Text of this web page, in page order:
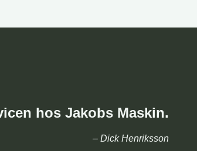
hos Jakobs Maskin.
– Dick Henriksson